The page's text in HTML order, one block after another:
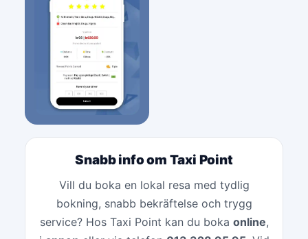
Snabb info om Taxi Point
Vill du boka en lokal resa med tydlig
bokning, snabb bekräftelse och trygg
service? Hos Taxi Point kan du boka online,